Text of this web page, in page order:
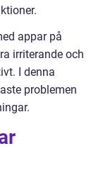
appar på
irriterande och
I denna
problemen